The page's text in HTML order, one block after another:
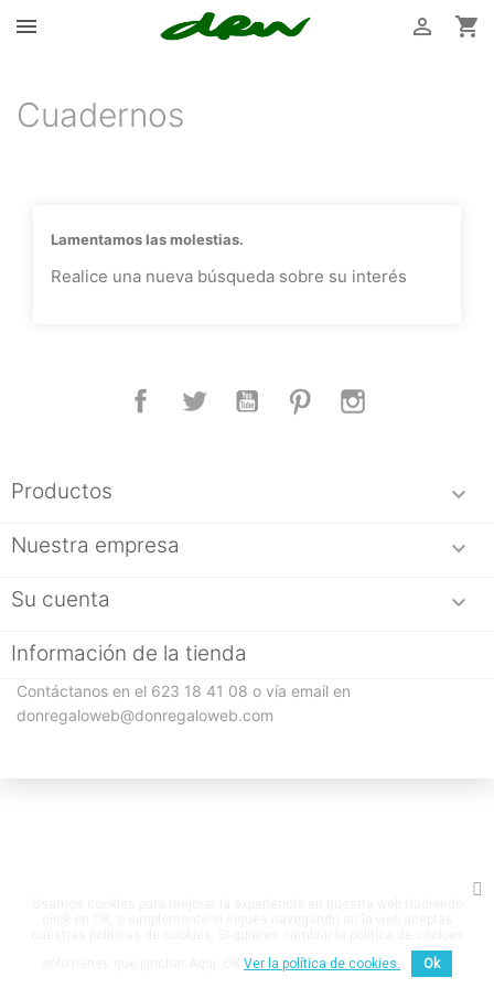
 

Cuadernos
Lamentamos las molestias.
Realice una nueva búsqueda sobre su interés
FacebookTwitter YouTube Pinterest
Productos 
Nuestra empresa 
Su cuenta 
Información de la tienda
Contáctanos en el 623 18 41 08 o vía email en
donregaloweb@donregaloweb.com
Ver la política de cookies. Ok